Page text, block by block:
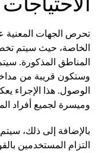
تحرص الجهات المعنية
الخاصة، حيث سيتم
المناطق المذكورة.
وستكون قريبة من
الوصول. هذا الإجراء
وميسرة لجميع أفراد
بالإضافة إلى ذلك،
التزام المستخدمين